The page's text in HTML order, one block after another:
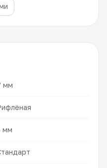
мм
мм